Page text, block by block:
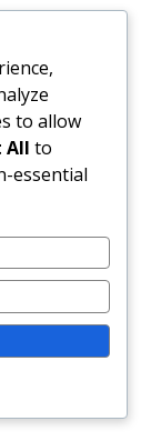
to allow
All to
essential